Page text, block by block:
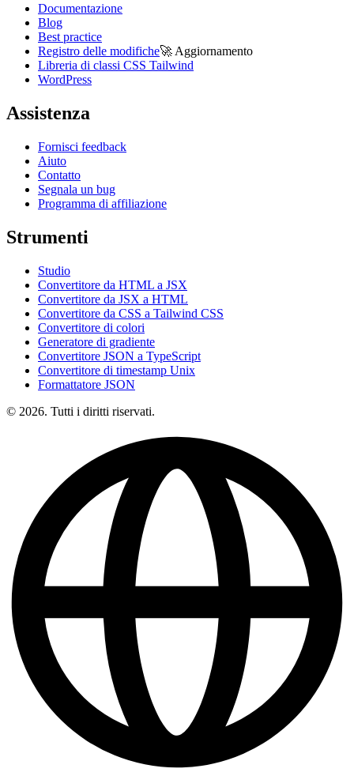
Documentazione
Blog
Best practice
Registro delle modifiche🚀 Aggiornamento
Libreria di classi CSS Tailwind
WordPress
Assistenza
Fornisci feedback
Aiuto
Contatto
Segnala un bug
Programma di affiliazione
Strumenti
Studio
Convertitore da HTML a JSX
Convertitore da JSX a HTML
Convertitore da CSS a Tailwind CSS
Convertitore di colori
Generatore di gradiente
Convertitore JSON a TypeScript
Convertitore di timestamp Unix
Formattatore JSON
© 2026. Tutti i diritti riservati.